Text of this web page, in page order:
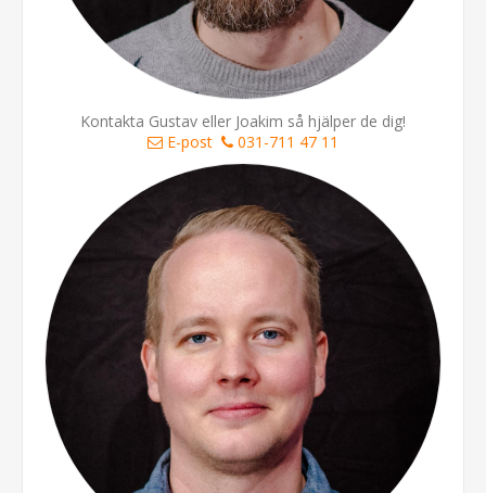
Kontakta Gustav eller Joakim så hjälper de dig!
E-post
031-711 47 11